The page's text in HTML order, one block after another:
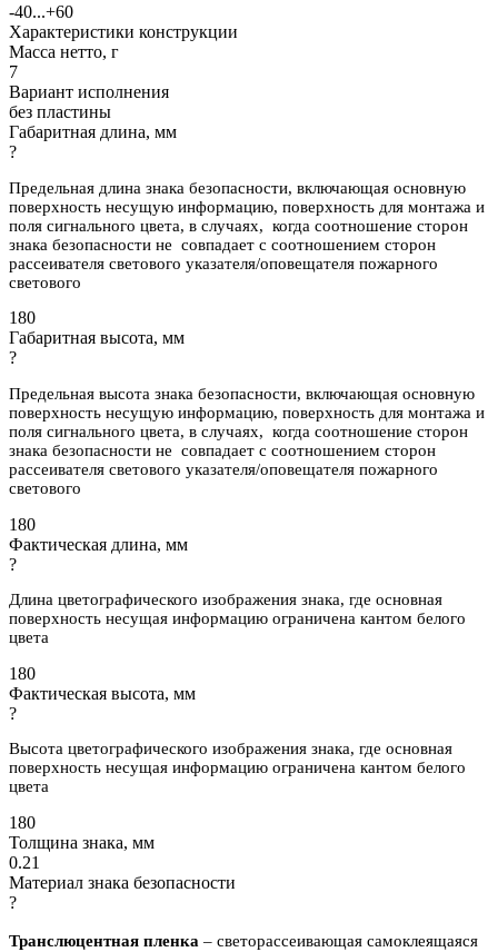
-40...+60
Характеристики конструкции
Масса нетто, г
7
Вариант исполнения
без пластины
Габаритная длина, мм
?
Предельная длина знака безопасности, включающая основную
поверхность несущую информацию, поверхность для монтажа и
поля сигнального цвета, в случаях, когда соотношение сторон
знака безопасности не совпадает с соотношением сторон
рассеивателя светового указателя/оповещателя пожарного
светового
180
Габаритная высота, мм
?
Предельная высота знака безопасности, включающая основную
поверхность несущую информацию, поверхность для монтажа и
поля сигнального цвета, в случаях, когда соотношение сторон
знака безопасности не совпадает с соотношением сторон
рассеивателя светового указателя/оповещателя пожарного
светового
180
Фактическая длина, мм
?
Длина цветографического изображения знака, где основная
поверхность несущая информацию ограничена кантом белого
цвета
180
Фактическая высота, мм
?
Высота цветографического изображения знака, где основная
поверхность несущая информацию ограничена кантом белого
цвета
180
Толщина знака, мм
0.21
Материал знака безопасности
?
Транслюцентная пленка – светорассеивающая самоклеящаяся